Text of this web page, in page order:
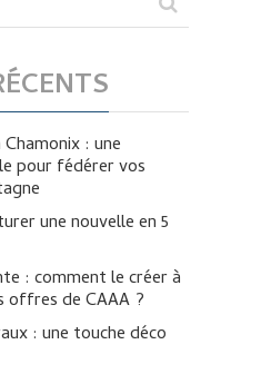
: une
pour fédérer vos
une nouvelle en 5
: comment le créer à
offres de CAAA ?
: une touche déco